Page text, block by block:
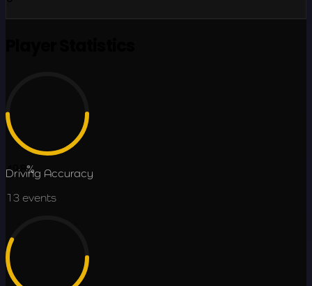
49.8%
Driving Accuracy
13 events